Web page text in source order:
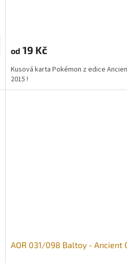
od 19 Kč
Kusová karta Pokémon z edice
2015 !
AOR 031/098 Baltoy - Ancient